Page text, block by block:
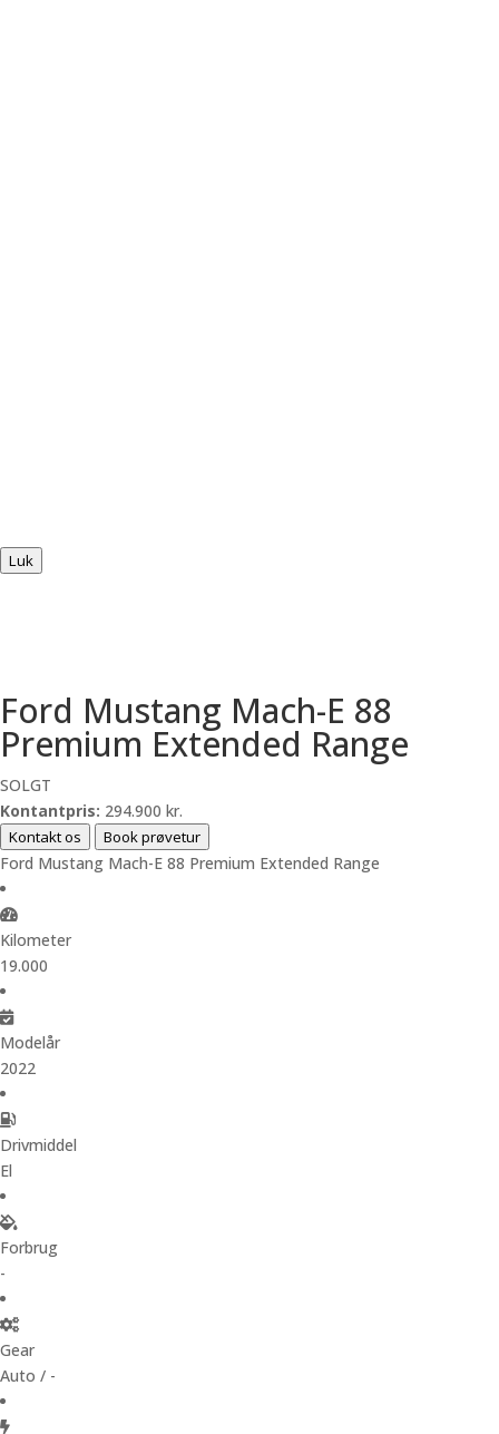
Luk
Ford Mustang Mach-E 88
Premium Extended Range
SOLGT
Kontantpris: 294.900 kr.
Kontakt os Book prøvetur
Ford Mustang Mach-E 88 Premium Extended Range
Kilometer
19.000
Modelår
2022
Drivmiddel
El
Forbrug
-
Gear
Auto / -